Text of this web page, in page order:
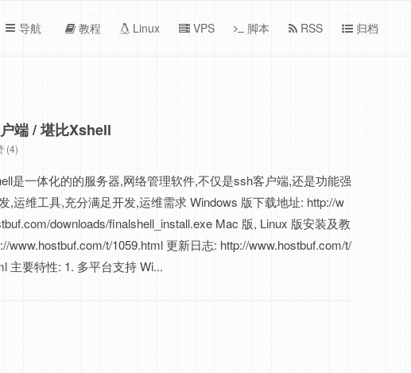
导航 教程 Linux VPS 脚本 RSS 归档
端 / 堪比Xshell
(4)
是一体化的的服务器,网络管理软件,不仅是ssh客户端,还是功能强
,运维工具,充分满足开发,运维需求 Windows 版下载地址: http://w
downloads/finalshell_install.exe Mac 版, Linux 版安装及教
www.hostbuf.com/t/1059.html 更新日志: http://www.hostbuf.com/t/
主要特性: 1. 多平台支持 Wi...